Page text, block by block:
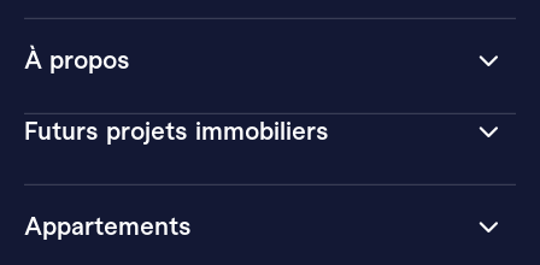
À propos
Futurs projets immobiliers
Appartements